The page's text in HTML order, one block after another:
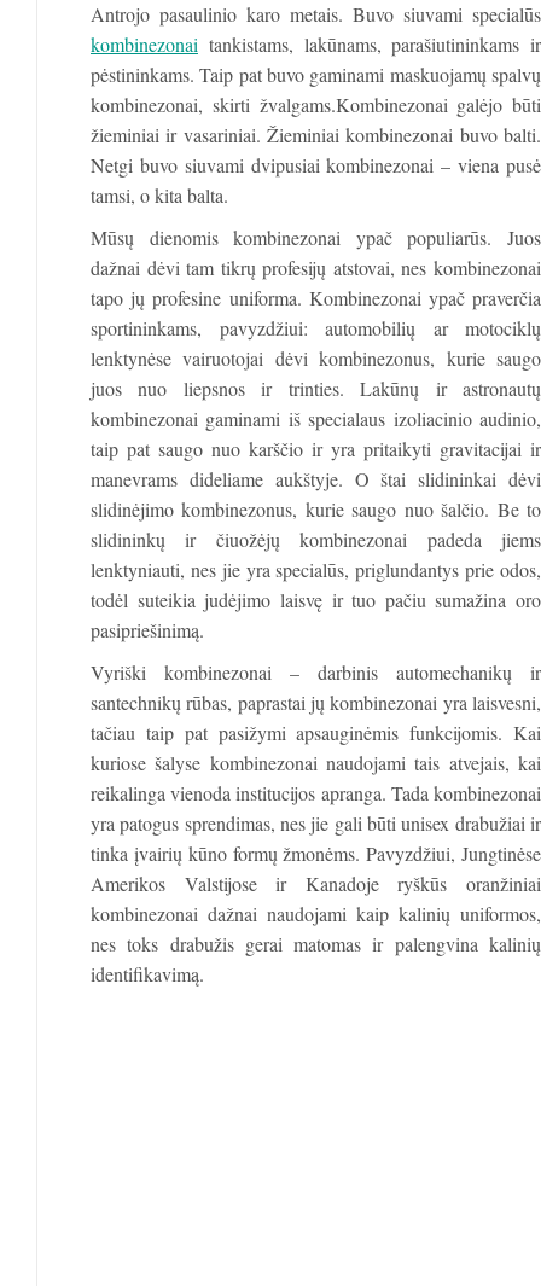
Antrojo pasaulinio karo metais. Buvo siuvami specialūs
kombinezonai tankistams, lakūnams, parašiutininkams ir
pėstininkams. Taip pat buvo gaminami maskuojamų spalvų
kombinezonai, skirti žvalgams.Kombinezonai galėjo būti
žieminiai ir vasariniai. Žieminiai kombinezonai buvo balti.
Netgi buvo siuvami dvipusiai kombinezonai – viena pusė
tamsi, o kita balta.
Mūsų dienomis kombinezonai ypač populiarūs. Juos
dažnai dėvi tam tikrų profesijų atstovai, nes kombinezonai
tapo jų profesine uniforma. Kombinezonai ypač praverčia
sportininkams, pavyzdžiui: automobilių ar motociklų
lenktynėse vairuotojai dėvi kombinezonus, kurie saugo
juos nuo liepsnos ir trinties. Lakūnų ir astronautų
kombinezonai gaminami iš specialaus izoliacinio audinio,
taip pat saugo nuo karščio ir yra pritaikyti gravitacijai ir
manevrams dideliame aukštyje. O štai slidininkai dėvi
slidinėjimo kombinezonus, kurie saugo nuo šalčio. Be to
slidininkų ir čiuožėjų kombinezonai padeda jiems
lenktyniauti, nes jie yra specialūs, priglundantys prie odos,
todėl suteikia judėjimo laisvę ir tuo pačiu sumažina oro
pasipriešinimą.
Vyriški kombinezonai – darbinis automechanikų ir
santechnikų rūbas, paprastai jų kombinezonai yra laisvesni,
tačiau taip pat pasižymi apsauginėmis funkcijomis. Kai
kuriose šalyse kombinezonai naudojami tais atvejais, kai
reikalinga vienoda institucijos apranga. Tada kombinezonai
yra patogus sprendimas, nes jie gali būti unisex drabužiai ir
tinka įvairių kūno formų žmonėms. Pavyzdžiui, Jungtinėse
Amerikos Valstijose ir Kanadoje ryškūs oranžiniai
kombinezonai dažnai naudojami kaip kalinių uniformos,
nes toks drabužis gerai matomas ir palengvina kalinių
identifikavimą.